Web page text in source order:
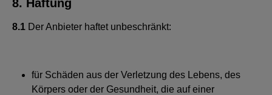
8. Haftung
8.1 Der Anbieter haftet unbeschränkt:
für Schäden aus der Verletzung des Lebens, des
Körpers oder der Gesundheit, die auf einer